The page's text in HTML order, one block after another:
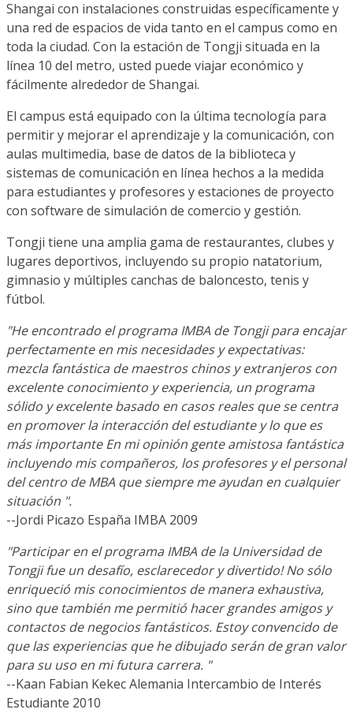
Shangai con instalaciones construidas específicamente y
una red de espacios de vida tanto en el campus como en
toda la ciudad. Con la estación de Tongji situada en la
línea 10 del metro, usted puede viajar económico y
fácilmente alrededor de Shangai.
El campus está equipado con la última tecnología para
permitir y mejorar el aprendizaje y la comunicación, con
aulas multimedia, base de datos de la biblioteca y
sistemas de comunicación en línea hechos a la medida
para estudiantes y profesores y estaciones de proyecto
con software de simulación de comercio y gestión.
Tongji tiene una amplia gama de restaurantes, clubes y
lugares deportivos, incluyendo su propio natatorium,
gimnasio y múltiples canchas de baloncesto, tenis y
fútbol.
"He encontrado el programa IMBA de Tongji para encajar
perfectamente en mis necesidades y expectativas:
mezcla fantástica de maestros chinos y extranjeros con
excelente conocimiento y experiencia, un programa
sólido y excelente basado en casos reales que se centra
en promover la interacción del estudiante y lo que es
más importante En mi opinión gente amistosa fantástica
incluyendo mis compañeros, los profesores y el personal
del centro de MBA que siempre me ayudan en cualquier
situación ".
--Jordi Picazo España IMBA 2009
"Participar en el programa IMBA de la Universidad de
Tongji fue un desafío, esclarecedor y divertido! No sólo
enriqueció mis conocimientos de manera exhaustiva,
sino que también me permitió hacer grandes amigos y
contactos de negocios fantásticos. Estoy convencido de
que las experiencias que he dibujado serán de gran valor
para su uso en mi futura carrera. "
--Kaan Fabian Kekec Alemania Intercambio de Interés
Estudiante 2010